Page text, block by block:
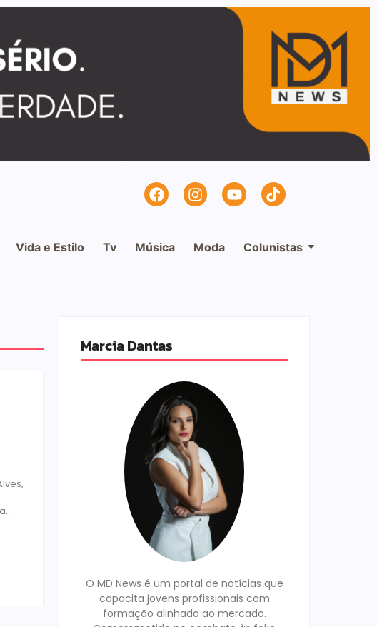
Vida e Estilo Tv Música Moda Colunistas
Marcia Dantas
O MD News é um portal de notícias que
capacita jovens profissionais com
formação alinhada ao mercado.